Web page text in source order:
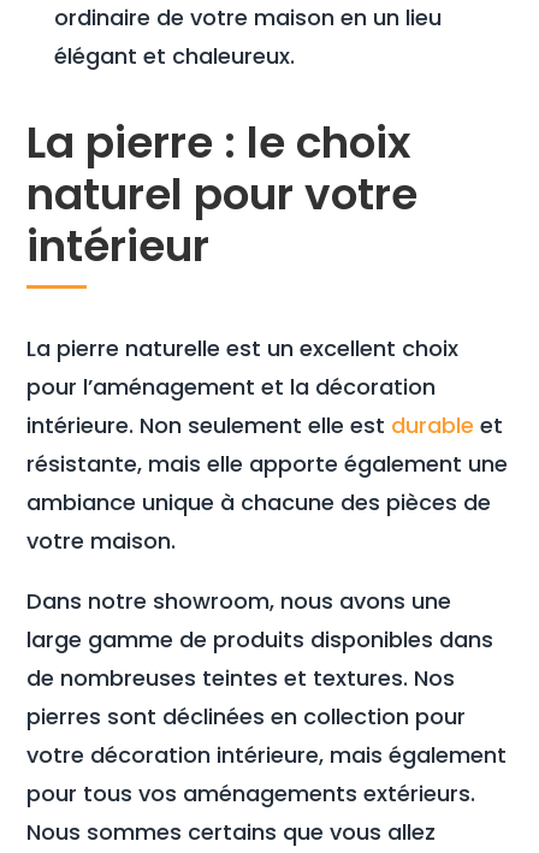
ordinaire de votre maison en un lieu
élégant et chaleureux.
La pierre : le choix
naturel pour votre
intérieur
La pierre naturelle est un excellent choix
pour l’aménagement et la décoration
intérieure. Non seulement elle est durable et
résistante, mais elle apporte également une
ambiance unique à chacune des pièces de
votre maison.
Dans notre showroom, nous avons une
large gamme de produits disponibles dans
de nombreuses teintes et textures. Nos
pierres sont déclinées en collection pour
votre décoration intérieure, mais également
pour tous vos aménagements extérieurs.
Nous sommes certains que vous allez